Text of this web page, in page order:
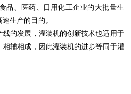
品、医药、日用化工企业的大批量生
生产的目的。
的发展，灌装机的创新技术也适用于
辅相成，因此灌装机的进步等同于灌